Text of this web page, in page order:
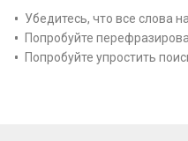
Убедитесь, что все слова
Попробуйте
Попробуйте упростить